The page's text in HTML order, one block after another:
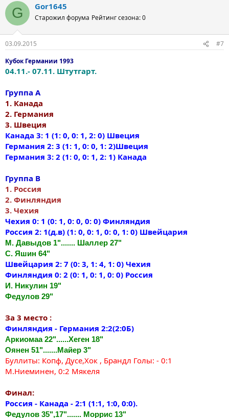
G Gor1645
Старожил форума Рейтинг сезона: 0
03.09.2015
#7
Кубок Германии 1993
04.11.- 07.11. Штутгарт.
Группа A
1. Канада
2. Германия
3. Швеция
Канада 3: 1 (1: 0, 0: 1, 2: 0) Швеция
Германия 2: 3 (1: 1, 0: 0, 1: 2)Швеция
Германия 3: 2 (1: 0, 0: 1, 2: 1) Канада
Группа B
1. Россия
2. Финляндия
3. Чехия
Чехия 0: 1 (0: 1, 0: 0, 0: 0) Финляндия
Россия 2: 1(д.в) (1: 0, 0: 1, 0: 0, 1: 0) Швейцария
М. Давыдов 1"....... Шаллер 27"
С. Яшин 64"
Швейцария 2: 7 (0: 3, 1: 4, 1: 0) Чехия
Финляндия 0: 2 (0: 1, 0: 1, 0: 0) Россия
И. Никулин 19"
Федулов 29"
За 3 место :
Финляндия - Германия 2:2(2:0Б)
Аркиомаа 22"......Хеген 18"
Оянен 51".......Майер 3"
Буллиты: Копф, Дусе,Хок , Брандл Голы: - 0:1
М.Ниеминен, 0:2 Мякеля
Финал:
Россия - Канада - 2:1 (1:1, 1:0, 0:0).
Федулов 35",17"....... Моррис 13"